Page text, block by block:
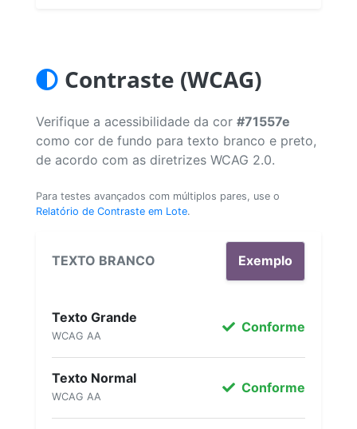
Contraste (WCAG)
Verifique a acessibilidade da cor #71557e
como cor de fundo para texto branco e preto,
de acordo com as diretrizes WCAG 2.0.
Para testes avançados com múltiplos pares, use o
Relatório de Contraste em Lote.
TEXTO BRANCO Exemplo
Texto Grande
WCAG AA
Conforme
Texto Normal
WCAG AA
Conforme